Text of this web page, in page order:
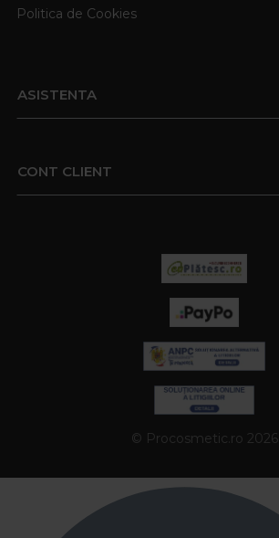
Politica de Cookies
ASISTENTA
CONT CLIENT
© Procosmetic.ro 2026